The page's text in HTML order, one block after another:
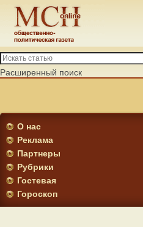
Расширенный поиск
О нас
Реклама
Партнеры
Рубрики
Гостевая
Гороскоп